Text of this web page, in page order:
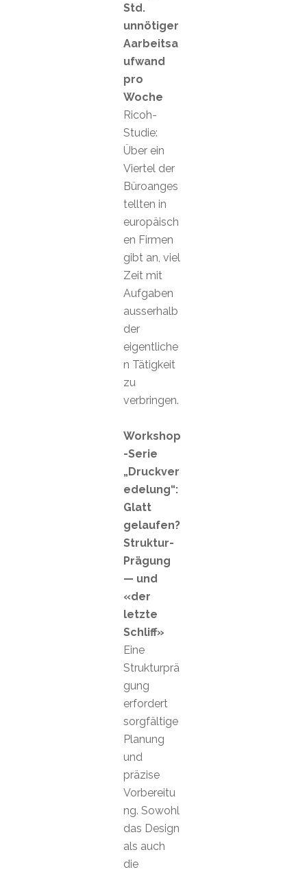
Std.
unnötiger
Aarbeitsa
ufwand
pro
Woche
Ricoh-
Studie:
Über ein
Viertel der
Büroanges
tellten in
europäisch
en Firmen
gibt an, viel
Zeit mit
Aufgaben
ausserhalb
der
eigentliche
n Tätigkeit
zu
verbringen.
Workshop
-Serie
„Druckver
edelung“:
Glatt
gelaufen?
Struktur-
Prägung
— und
«der
letzte
Schliff»
Eine
Strukturprä
gung
erfordert
sorgfältige
Planung
und
präzise
Vorbereitu
ng. Sowohl
das Design
als auch
die